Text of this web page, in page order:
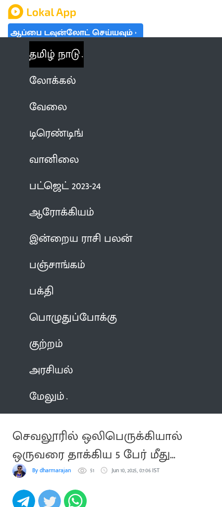
ஆப்பை டவுன்லோட் செய்யவும்
தமிழ் நாடு
லோக்கல்
வேலை
டிரெண்டிங்
வானிலை
பட்ஜெட் 2023-24
ஆரோக்கியம்
இன்றைய ராசி பலன்
பஞ்சாங்கம்
பக்தி
பொழுதுப்போக்கு
குற்றம்
அரசியல்
மேலும்
செவலூரில் ஒலிபெருக்கியால்
ஒருவரை தாக்கிய 5 பேர் மீது
வழக்குBy dharmarajan 51 Jun 10, 2025, 07:06 IST